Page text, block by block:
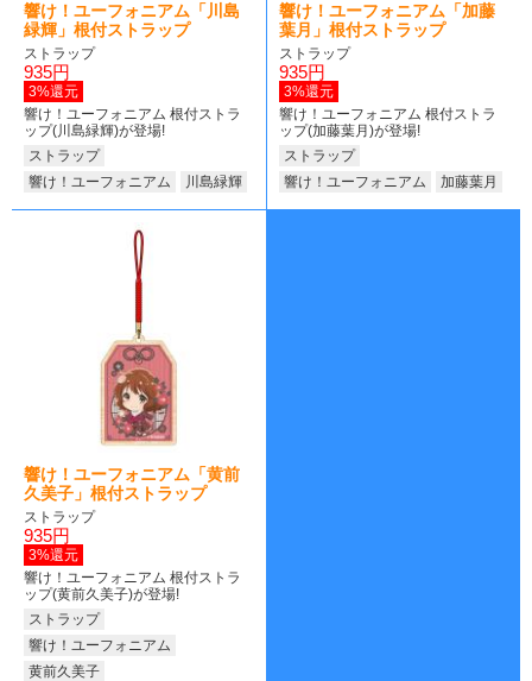
響け！ユーフォニアム「川島
緑輝」根付ストラップ
ストラップ
935円
3%還元
響け！ユーフォニアム 根付ストラ
ップ(川島緑輝)が登場!
ストラップ
響け！ユーフォニアム
川島緑輝
響け！ユーフォニアム「加藤
葉月」根付ストラップ
ストラップ
935円
3%還元
響け！ユーフォニアム 根付ストラ
ップ(加藤葉月)が登場!
ストラップ
響け！ユーフォニアム
加藤葉月
響け！ユーフォニアム「黄前
久美子」根付ストラップ
ストラップ
935円
3%還元
響け！ユーフォニアム 根付ストラ
ップ(黄前久美子)が登場!
ストラップ
響け！ユーフォニアム
黄前久美子